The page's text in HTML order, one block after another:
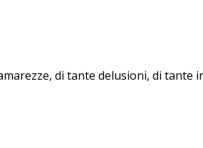
di tante delusioni, di tante